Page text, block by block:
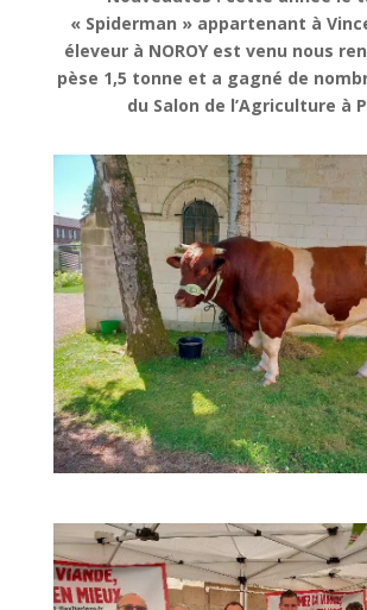
« Spiderman » appartenant à
éleveur à NOROY est venu nous
pèse 1,5 tonne et a gagné de
du Salon de l’Agriculture à